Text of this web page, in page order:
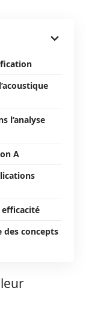
l’analyse
A
efficacité
des concepts